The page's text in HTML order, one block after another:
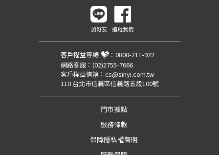
加好友 追蹤我們
客戶權益專線 ： 0800-211-922
網路客服： (02)2755-7666
客戶權益信箱： cs@sinyi.com.tw
110 台北市信義區信義路五段100號
門市據點
服務條款
保障隱私權聲明